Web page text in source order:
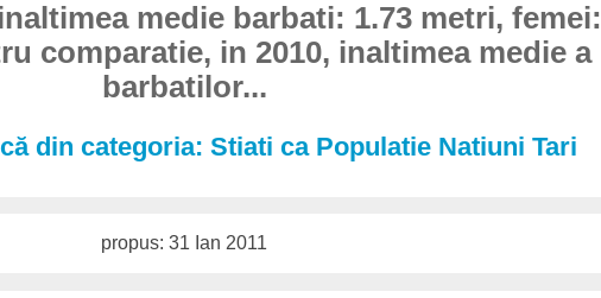
medie barbati: 1.73 metri, femei:
comparatie, in 2010, inaltimea medie a
barbatilor...
din categoria: Stiati ca Populatie Natiuni Tari
propus: 31 Ian 2011